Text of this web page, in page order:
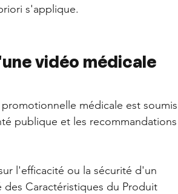
s'applique.
vidéo médicale
médicale est soumis
publique et les recommandations
l'efficacité ou la sécurité d'un
Caractéristiques du Produit